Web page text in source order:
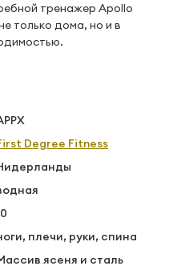
тренажер Apollo
только дома, но и в
Degree Fitness
плечи, руки, спина
ясеня и сталь